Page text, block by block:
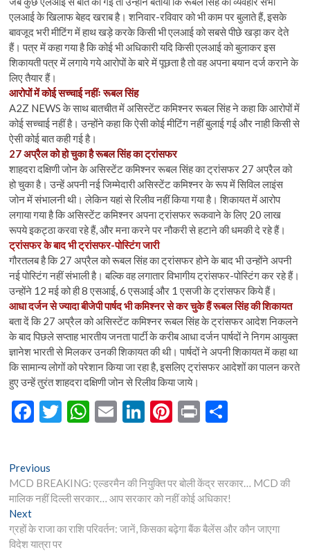
एलआई के खिलाफ बेहद खराब है। शनिवार-रविवार को भी काम पर बुलाते हैं, इसके
बावजूद भरी मीटिंग में हाथ खड़े करके किसी भी एलआई को सबसे पीछे खड़ा कर देते
हैं। पत्र में कहा गया है कि कोई भी अधिकारी यदि किसी एलआई को बुलाकर इस
शिकायती पत्र में लगाये गये आरोपों के बारे में पूछता है तो वह अपना बयान दर्ज कराने के
लिए तैयार हैं।
आरोपों में कोई सच्चाई नहींः रूबल सिंह
A2Z NEWS के साथ बातचीत में असिस्टेंट कमिश्नर रूबल सिंह ने कहा कि आरोपों में
कोई सच्चाई नहीं है। उन्होंने कहा कि ऐसी कोई मीटिंग नहीं बुलाई गई और नाही किसी से
ऐसी कोई बात कही गई है।
27 अप्रैल को हो चुका है रूबल सिंह का ट्रांसफर
शाहदरा दक्षिणी जोन के असिस्टेंट कमिश्नर रूबल सिंह का ट्रांसफर 27 अप्रैल को
हो चुका है। उन्हें अपनी नई जिम्मेदारी असिस्टेंट कमिश्नर के रूप में सिविल लाइंस
जोन में संभालनी थी। लेकिन यहां से रिलीव नहीं किया गया है। शिकायत में आरोप
लगाया गया है कि असिस्टेंट कमिश्नर अपना ट्रांसफर रूकवाने के लिए 20 लाख
रूपये इकट्ठा करवा रहे हैं, और मना करने पर नौकरी से हटाने की धमकी दे रहे हैं।
ट्रांसफर के बाद भी ट्रांसफर-पोस्टिंग जारी
गौरतलब है कि 27 अप्रैल को रूबल सिंह का ट्रांसफर होने के बाद भी उन्होंने अपनी
नई पोस्टिंग नहीं संभाली है। बल्कि वह लगातार विभागीय ट्रांसफर-पोस्टिंग कर रहे हैं।
उन्होंने 12 मई को ही 8 एसआई, 6 एसआई और 1 एसजी के ट्रांसफर किये हैं।
आधा दर्जन से ज्यादा बीजेपी पार्षद भी कमिश्नर से कर चुके हैं रूबल सिंह की शिकायत
बता दें कि 27 अप्रैल को असिस्टेंट कमिश्नर रूबल सिंह के ट्रांसफर आदेश निकलने
के बाद पिछले सप्ताह भारतीय जनता पार्टी के करीब आधा दर्जन पार्षदों ने निगम आयुक्त
ज्ञानेश भारती से मिलकर उनकी शिकायत की थी। पार्षदों ने अपनी शिकायत में कहा था
कि सामान्य लोगों को परेशान किया जा रहा है, इसलिए ट्रांसफर आदेशों का पालन करते
हुए उन्हें तुरंत शाहदरा दक्षिणी जोन से रिलीव किया जाये।
F
b
o
o
k
T
er
W
s
A
p
E
l
Li
dI
n
Pi
es
t
Pr
e
Post
navigation
Previous
post:
MCD BREAKING: एल्डरमैन की नियुक्ति पर बोली केंद्र सरकार… MCD की
मालिक नहीं दिल्ली सरकार… आप सरकार को नहीं कोई अधिकार!
NextNext
post:
ग्रहों के राजा का राशि परिवर्तन: जानें, किसका बढ़ेगा बैंक बैलेंस और कौन जाएगा
विदेश यात्रा पर